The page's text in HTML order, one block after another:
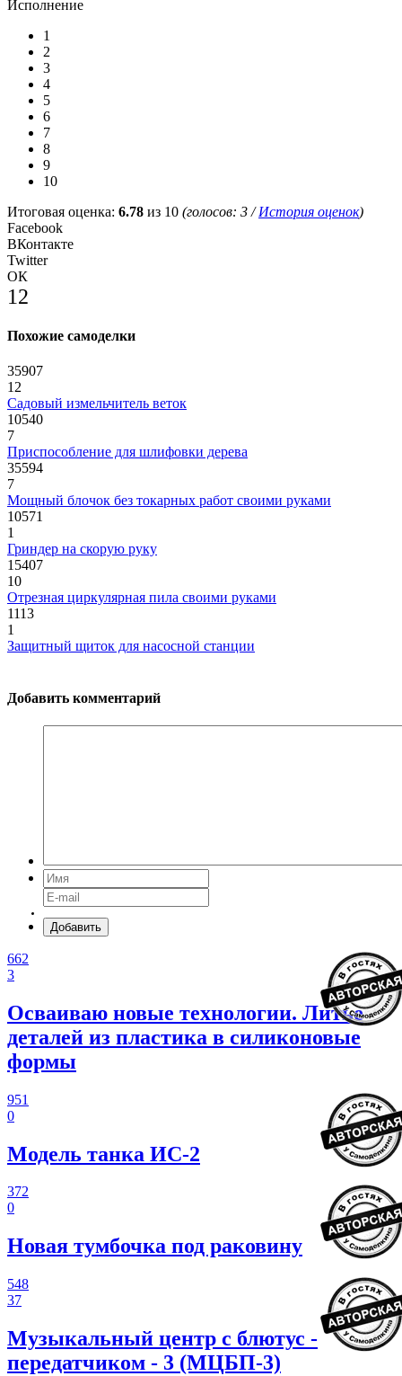
Исполнение
1
2
3
4
5
6
7
8
9
10
Итоговая оценка: 6.78 из 10 (голосов: 3 /История оценок)
Facebook
ВКонтакте
Twitter
ОК
12
Похожие самоделки
35907
12
Садовый измельчитель веток
10540
7
Приспособление для шлифовки дерева
35594
7
Мощный блочок без токарных работ своими руками
10571
1
Гриндер на скорую руку
15407
10
Отрезная циркулярная пила своими руками
1113
1
Защитный щиток для насосной станции
Добавить комментарий
Добавить
662
3
Осваиваю новые технологии. Литье
деталей из пластика в силиконовые
формы
951
0
Модель танка ИС-2
372
0
Новая тумбочка под раковину
548
37
Музыкальный центр с блютус -
передатчиком - 3 (МЦБП-3)